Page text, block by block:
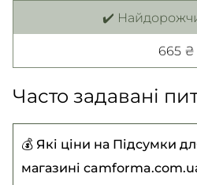
✔️
665 ₴
Часто задавані
💰 Які ціни на Підсумки
магазині